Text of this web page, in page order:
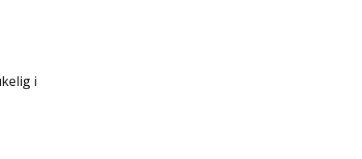
i